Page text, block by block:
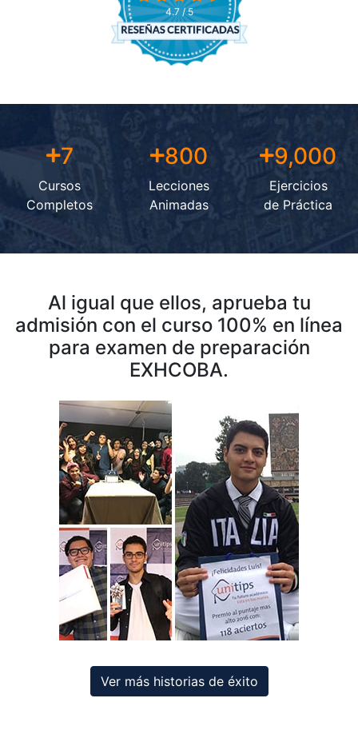
4.7 / 5
7
Cursos
Completos
800
Lecciones
Animadas
9,000
Ejercicios
de Práctica
Al igual que ellos, aprueba tu
admisión con el curso 100% en línea
para examen de preparación
EXHCOBA.
Ver más historias de éxito